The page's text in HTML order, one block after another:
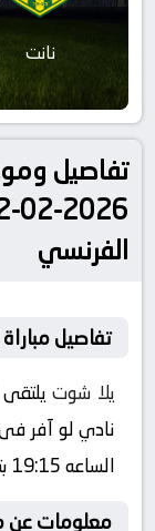
نانت
تفاصيل
الفرنسي
تفاصيل
يلا شوت
نادي لو آفر
الساعه 19:15 بتوقيت مصر
معلومات عن